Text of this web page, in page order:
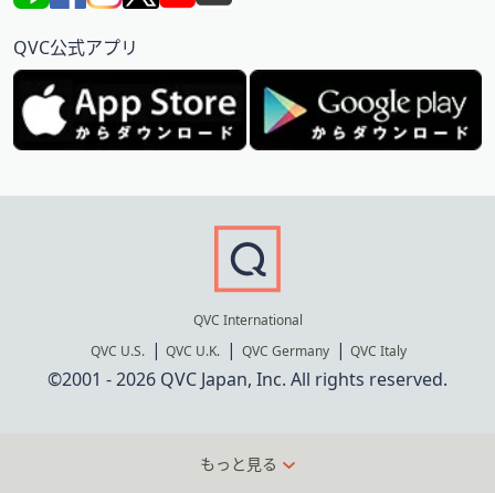
QVC公式アプリ
QVC International
QVC U.S.
QVC U.K. QVC Germany QVC Italy
©2001 - 2026 QVC Japan, Inc. All rights reserved.
もっと見る